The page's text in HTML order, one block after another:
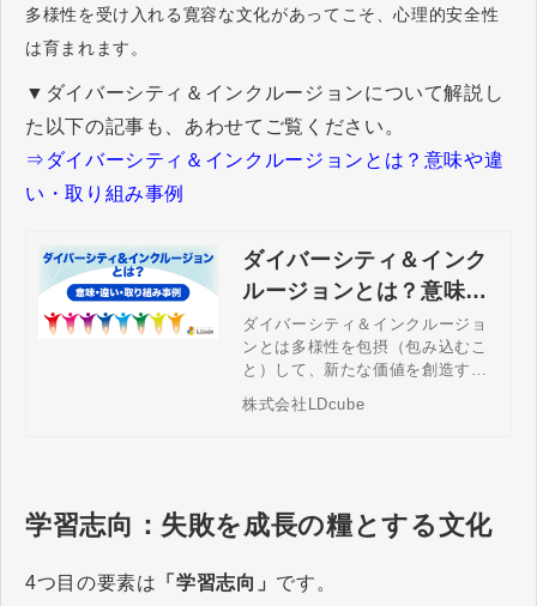
多様性を受け入れる寛容な文化があってこそ、心理的安全性
は育まれます。
▼ダイバーシティ＆インクルージョンについて解説し
た以下の記事も、あわせてご覧ください。
⇒ダイバーシティ＆インクルージョンとは？意味や違
い・取り組み事例
ダイバーシティ＆インク
ルージョンとは？意味や
違い・取り組み事例
ダイバーシティ＆インクルージョ
ンとは多様性を包摂（包み込むこ
と）して、新たな価値を創造する
概念です。本記事ではダイバーシ
ティインクルージョンについて解
株式会社LDcube
学習志向：失敗を成長の糧とする文化
4つ目の要素は 「学習志向」 です。